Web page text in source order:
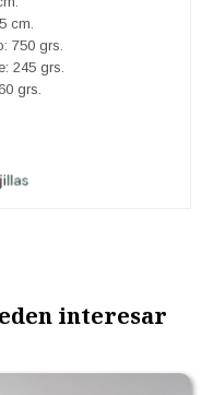
cm.
750 grs.
245 grs.
grs.
interesar